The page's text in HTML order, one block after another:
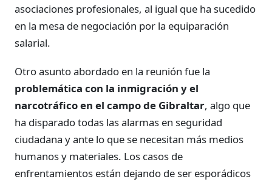
asociaciones profesionales, al igual que ha sucedido
en la mesa de negociación por la equiparación
salarial.
Otro asunto abordado en la reunión fue la
problemática con la inmigración y el
narcotráfico en el campo de Gibraltar, algo que
ha disparado todas las alarmas en seguridad
ciudadana y ante lo que se necesitan más medios
humanos y materiales. Los casos de
enfrentamientos están dejando de ser esporádicos